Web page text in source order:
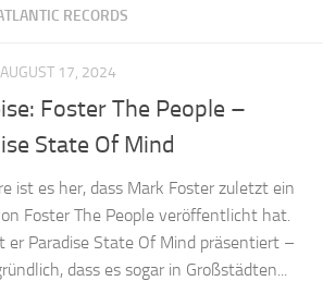
RECORDS
AUGUST 17, 2024
Foster The People –
State Of Mind
ist es her, dass Mark Foster zuletzt ein
Foster The People veröffentlicht hat.
er Paradise State Of Mind präsentiert –
dass es sogar in Großstädten...